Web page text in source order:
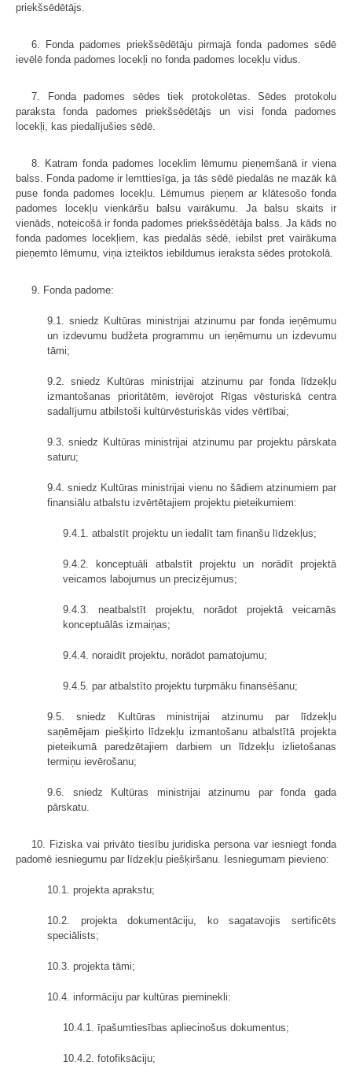
priekšsēdētājs.
6. Fonda padomes priekšsēdētāju pirmajā fonda padomes sēdē
ievēlē fonda padomes locekļi no fonda padomes locekļu vidus.
7. Fonda padomes sēdes tiek protokolētas. Sēdes protokolu
paraksta fonda padomes priekšsēdētājs un visi fonda padomes
locekļi, kas piedalījušies sēdē.
8. Katram fonda padomes loceklim lēmumu pieņemšanā ir viena
balss. Fonda padome ir lemttiesīga, ja tās sēdē piedalās ne mazāk kā
puse fonda padomes locekļu. Lēmumus pieņem ar klātesošo fonda
padomes locekļu vienkāršu balsu vairākumu. Ja balsu skaits ir
vienāds, noteicošā ir fonda padomes priekšsēdētāja balss. Ja kāds no
fonda padomes locekļiem, kas piedalās sēdē, iebilst pret vairākuma
pieņemto lēmumu, viņa izteiktos iebildumus ieraksta sēdes protokolā.
9. Fonda padome:
9.1. sniedz Kultūras ministrijai atzinumu par fonda ieņēmumu
un izdevumu budžeta programmu un ieņēmumu un izdevumu
tāmi;
9.2. sniedz Kultūras ministrijai atzinumu par fonda līdzekļu
izmantošanas prioritātēm, ievērojot Rīgas vēsturiskā centra
sadalījumu atbilstoši kultūrvēsturiskās vides vērtībai;
9.3. sniedz Kultūras ministrijai atzinumu par projektu pārskata
saturu;
9.4. sniedz Kultūras ministrijai vienu no šādiem atzinumiem par
finansiālu atbalstu izvērtētajiem projektu pieteikumiem:
9.4.1. atbalstīt projektu un iedalīt tam finanšu līdzekļus;
9.4.2. konceptuāli atbalstīt projektu un norādīt projektā
veicamos labojumus un precizējumus;
9.4.3. neatbalstīt projektu, norādot projektā veicamās
konceptuālās izmaiņas;
9.4.4. noraidīt projektu, norādot pamatojumu;
9.4.5. par atbalstīto projektu turpmāku finansēšanu;
9.5. sniedz Kultūras ministrijai atzinumu par līdzekļu
saņēmējam piešķirto līdzekļu izmantošanu atbalstītā projekta
pieteikumā paredzētajiem darbiem un līdzekļu izlietošanas
termiņu ievērošanu;
9.6. sniedz Kultūras ministrijai atzinumu par fonda gada
pārskatu.
10. Fiziska vai privāto tiesību juridiska persona var iesniegt fonda
padomē iesniegumu par līdzekļu piešķiršanu. Iesniegumam pievieno:
10.1. projekta aprakstu;
10.2. projekta dokumentāciju, ko sagatavojis sertificēts
speciālists;
10.3. projekta tāmi;
10.4. informāciju par kultūras pieminekli:
10.4.1. īpašumtiesības apliecinošus dokumentus;
10.4.2. fotofiksāciju;